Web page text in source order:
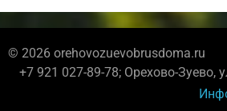
© 2026 orehovozuevobrusdoma.ru
+7 921 027-89-78; Орехово-Зуево,